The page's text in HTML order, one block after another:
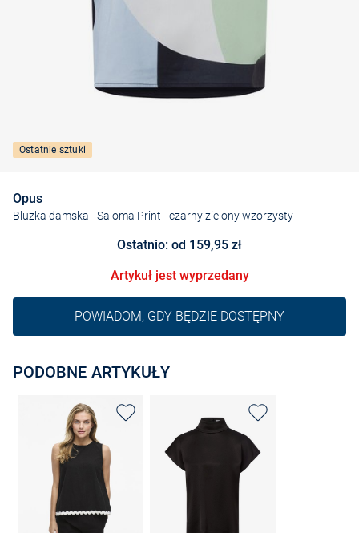
Ostatnie sztuki
Opus
Bluzka damska - Saloma Print - czarny zielony wzorzysty
Ostatnio: od 159,95 zł
Artykuł jest wyprzedany
POWIADOM, GDY BĘDZIE DOSTĘPNY
PODOBNE ARTYKUŁY